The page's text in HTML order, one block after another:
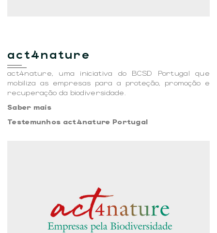
act4nature
act4nature, uma iniciativa do BCSD Portugal que
mobiliza as empresas para a proteção, promoção e
recuperação da biodiversidade.
Saber mais
Testemunhos act4nature Portugal